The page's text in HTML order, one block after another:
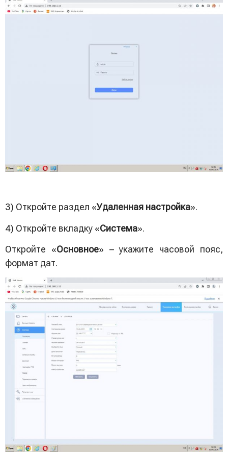
3) Откройте раздел «Удаленная настройка».
4) Откройте вкладку «Система».
Откройте «Основное» – укажите часовой пояс,
формат дат.